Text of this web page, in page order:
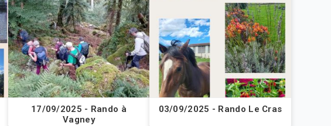
17/09/2025 - Rando à
Vagney
03/09/2025 - Rando Le Cras